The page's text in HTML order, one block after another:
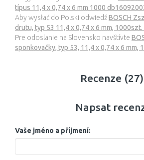
típus 11,4 x 0,74 x 6 mm 1000
Aby wysłać do Polski odwiedźBOSCH
drutu, typ 53 11,4 x 0,74 x 6 mm,
Pre odoslanie na Slovensko navštívte
sponkovačky, typ 53, 11,4 x 0,74 x 6 mm,
Recenze (27)
Napsat
Vaše jméno a příjmení: